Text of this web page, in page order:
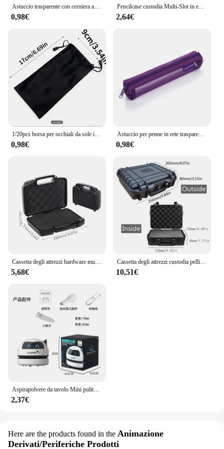
Astuccio trasparente con cerniera astuccio per penne in stile semplice astuccio per penne di grande capacità per studenti materiale stazionario per scuola e ufficio
0,98€
Pencilcase custodia Multi-Slot in ecopelle di grande capacità-Organizer per cancelleria in puro colore/custodia protettiva per penna
2,64€
0,98€
Astuccio per penne in rete trasparente Portapenne con cerniera Astuccio multiuso per cancelleria Astuccio per matite di grande capacità per studenti
0,98€
5,68€
Cassetta degli attrezzi custodia pellican custodia per attrezzature in plastica cassetta degli attrezzi per meccanica custodia rigida impermeabile valigia strumenti scatola di immagazzinaggio
10,51€
2,37€
Here are the products found in the Animazione
Derivati/Periferiche Prodotti